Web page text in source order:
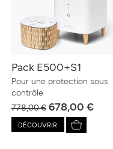
Pack E500+S1
Pour une protection sous
contrôle
778,00 €678,00 €
DÉCOUVRIR